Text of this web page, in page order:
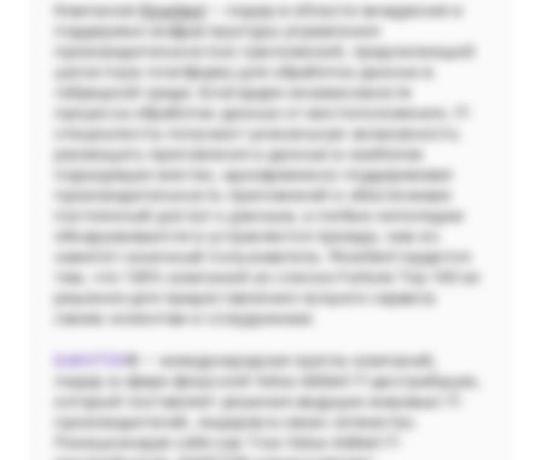
Компания Riverbed
— лидер в области внедрения и
поддержки инфраструктуры управления
производительностью приложений, предлагающий
целостную платформу для обработки данных в
гибридной среде. Благодаря независимости
процесса обработки данных от местоположения, IТ-
специалисты получают уникальную возможность
размещать приложения и данные в наиболее
подходящих местах, одновременно поддерживая
производительность приложений и обеспечивая
постоянный доступ к данным, а любые неполадки
обнаруживаются и устраняются прежде, чем их
заметит конечный пользователь. Riverbed гордится
тем, что 100% компаний из списка Fortune Top 100 их
решения для предоставления лучшего сервиса
своим клиентам и сотрудникам.
® — международная группа компаний,
лидер в сфере фокусной Value Added IT-дистрибуции,
который поставляет решения ведущих мировых IT-
производителей, лидеров в своих сегментах.
Позиционируя себя как True Value Added IT-